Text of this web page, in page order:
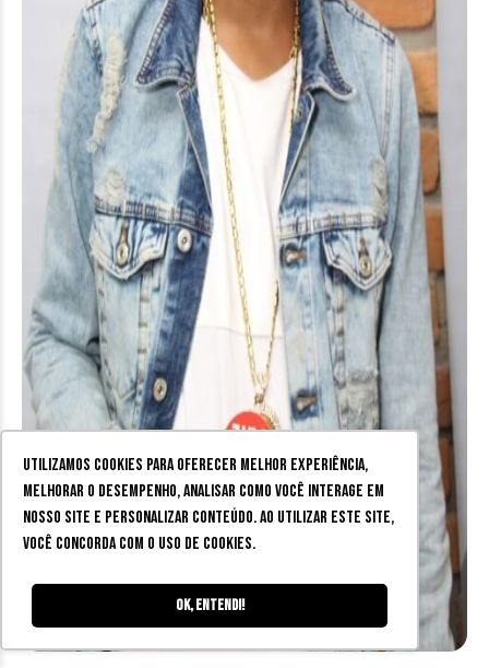
Utilizamos cookies para oferecer melhor experiência,
melhorar o desempenho, analisar como você interage em
nosso site e personalizar conteúdo. Ao utilizar este site,
você concorda com o uso de cookies.
Ok, entendi!